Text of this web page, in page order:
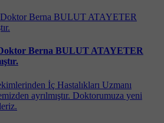
Doktor Berna BULUT ATAYETER